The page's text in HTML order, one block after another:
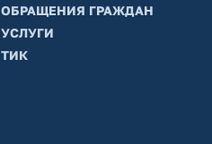
ОБРАЩЕНИЯ ГРАЖДАН
УСЛУГИ
ТИК